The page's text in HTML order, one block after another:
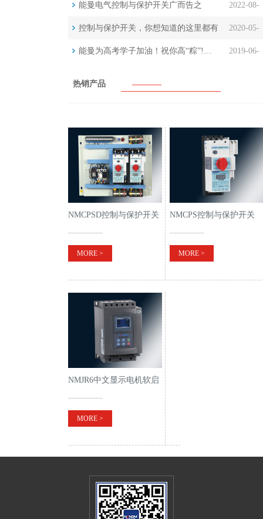
产… 21
能曼电气控制与保护开关广而告之 2022-08-
15
控制与保护开关，你想知道的这里都有
—能曼电气主打产品…
2020-05-
08
能曼为高考学子加油！祝你高“粽”!… 2019-06-
热销产品
NMCPSD控制与保护开关
电器《双速型》
MORE >
NMCPS控制与保护开关
MORE >
NMJR6中文显示电机软启
动器
MORE >